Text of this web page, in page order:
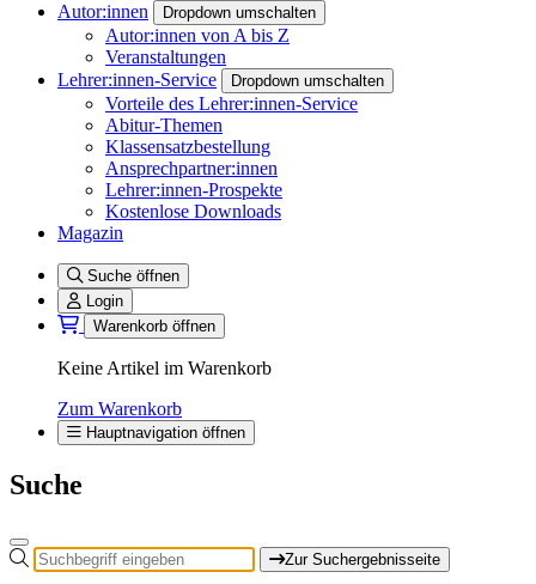
Autor:innen
Dropdown umschalten
Autor:innen von A bis Z
Veranstaltungen
Lehrer:innen-Service
Dropdown umschalten
Vorteile des Lehrer:innen-Service
Abitur-Themen
Klassensatzbestellung
Ansprechpartner:innen
Lehrer:innen-Prospekte
Kostenlose Downloads
Magazin
Suche öffnen
Login
Warenkorb öffnen
Keine Artikel im Warenkorb
Zum Warenkorb
Hauptnavigation öffnen
Suche
Zur Suchergebnisseite